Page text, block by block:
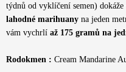
týdnů od vyklíčení semen)
lahodné marihuany na jeden
vám vychrlí až 175 gramů na
Rodokmen : Cream Mandarine